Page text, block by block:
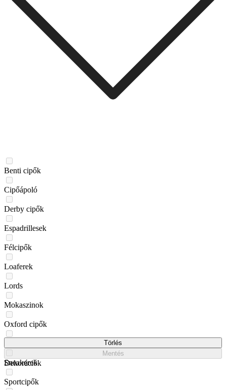
Benti cipők
Cipőápoló
Derby cipők
Espadrillesek
Félcipők
Loaferek
Lords
Mokaszinok
Oxford cipők
Sneakerek
Sportcipők
Törlés
Mentés
Dekorációk